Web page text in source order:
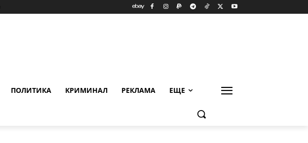
ПОЛИТИКА КРИМИНАЛ РЕКЛАМА ЕЩЕ